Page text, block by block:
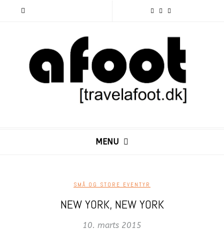
MENU
SMÅ OG STORE EVENTYR
NEW YORK, NEW YORK
10. marts 2015